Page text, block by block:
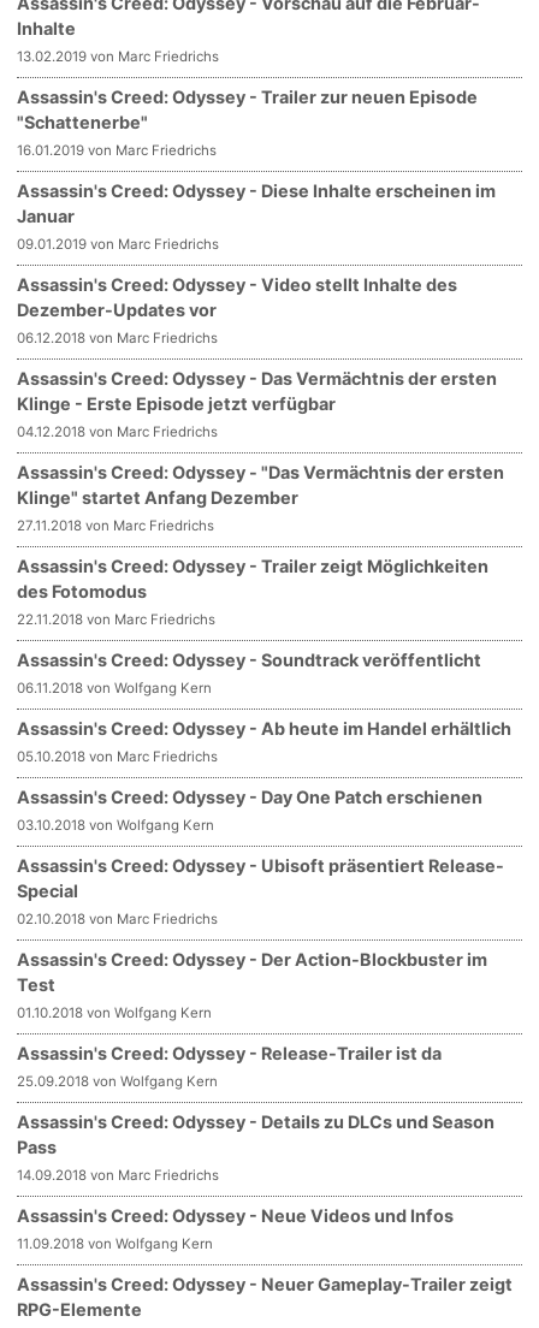
Inhalte
13.02.2019 von Marc Friedrichs
Assassin's Creed: Odyssey - Trailer zur neuen Episode
"Schattenerbe"
16.01.2019 von Marc Friedrichs
Assassin's Creed: Odyssey - Diese Inhalte erscheinen im
Januar
09.01.2019 von Marc Friedrichs
Assassin's Creed: Odyssey - Video stellt Inhalte des
Dezember-Updates vor
06.12.2018 von Marc Friedrichs
Assassin's Creed: Odyssey - Das Vermächtnis der ersten
Klinge - Erste Episode jetzt verfügbar
04.12.2018 von Marc Friedrichs
Assassin's Creed: Odyssey - "Das Vermächtnis der ersten
Klinge" startet Anfang Dezember
27.11.2018 von Marc Friedrichs
Assassin's Creed: Odyssey - Trailer zeigt Möglichkeiten
des Fotomodus
22.11.2018 von Marc Friedrichs
Assassin's Creed: Odyssey - Soundtrack veröffentlicht
06.11.2018 von Wolfgang Kern
Assassin's Creed: Odyssey - Ab heute im Handel erhältlich
05.10.2018 von Marc Friedrichs
Assassin's Creed: Odyssey - Day One Patch erschienen
03.10.2018 von Wolfgang Kern
Assassin's Creed: Odyssey - Ubisoft präsentiert Release-
Special
02.10.2018 von Marc Friedrichs
Assassin's Creed: Odyssey - Der Action-Blockbuster im
Test
01.10.2018 von Wolfgang Kern
Assassin's Creed: Odyssey - Release-Trailer ist da
25.09.2018 von Wolfgang Kern
Assassin's Creed: Odyssey - Details zu DLCs und Season
Pass
14.09.2018 von Marc Friedrichs
Assassin's Creed: Odyssey - Neue Videos und Infos
11.09.2018 von Wolfgang Kern
Assassin's Creed: Odyssey - Neuer Gameplay-Trailer zeigt
RPG-Elemente